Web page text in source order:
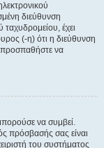
διεύθυνση
έχει
(-η) ότι η διεύθυνση
προσπαθήστε να
να συμβεί.
πρόσβασής σας είναι
του συστήματος